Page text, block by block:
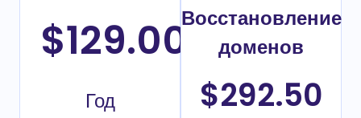
$129.00
Год
Восстановление
доменов
$292.50